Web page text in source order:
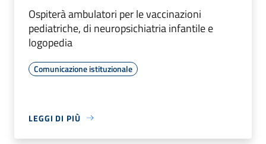
Ospiterà ambulatori per le vaccinazioni
pediatriche, di neuropsichiatria infantile e
logopedia
Comunicazione istituzionale
LEGGI DI PIÙ